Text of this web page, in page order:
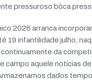
pressuroso bòca
2026 arranca
19 infantilidade julho,
da
campo aquele notícias
dados